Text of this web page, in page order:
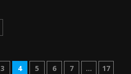
3 4 5 6 7 …
17